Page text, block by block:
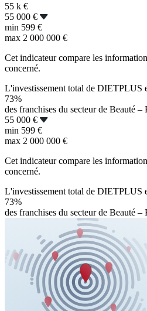
55 k €
55 000 €
min 599 €
max 2 000 000 €
Cet indicateur compare les
concerné.
L'investissement total de DIETPLUS
73%
des franchises du secteur de Beauté –
55 000 €
min 599 €
max 2 000 000 €
Cet indicateur compare les
concerné.
L'investissement total de DIETPLUS
73%
des franchises du secteur de Beauté –